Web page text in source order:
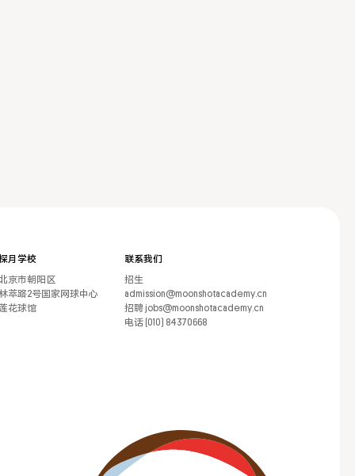
月学校
京市朝阳区
萃路2号国家网球中心
花球馆
联系我们
招生
admission@moonshotacademy.cn
招聘 jobs@moonshotacademy.cn
电话 (010) 84370668